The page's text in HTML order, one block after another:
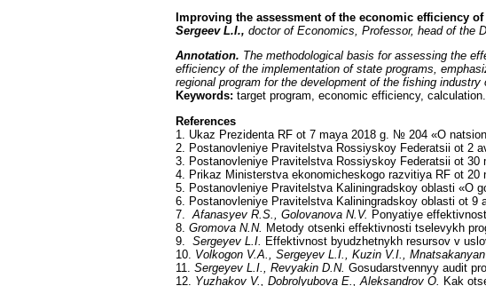
Improving the assessment of the economic efficiency
Sergeev L.I., doctor of Economics, Professor, head of the
Annotation. The methodological basis for assessing the
efficiency of the implementation of state programs,
regional program for the development of the fishing industry
Keywords: target program, economic efficiency, calculation.
References
1. Ukaz Prezidenta RF ot 7 maya 2018 g. № 204 «O
2. Postanovleniye Pravitelstva Rossiyskoy Federatsii ot 2
3. Postanovleniye Pravitelstva Rossiyskoy Federatsii ot
4. Prikaz Ministerstva ekonomicheskogo razvitiya RF ot
5. Postanovleniye Pravitelstva Kaliningradskoy oblasti «O
6. Postanovleniye Pravitelstva Kaliningradskoy oblasti ot 9
7. Afanasyev R.S., Golovanova N.V. Ponyatiye
8. Gromova N.N. Metody otsenki effektivnosti tselevykh
9. Sergeyev L.I.
Effektivnost byudzhetnykh resursov v
10. Volkogon V.A., Sergeyev L.I., Kuzin V.I., Mnatsakanyan
11. Sergeyev L.I., Revyakin D.N. Gosudarstvennyy audit
12. Yuzhakov V., Dobrolyubova E., Aleksandrov O.
Kak